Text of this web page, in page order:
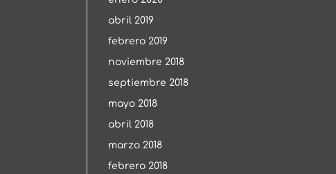
abril 2019
febrero 2019
noviembre 2018
septiembre 2018
mayo 2018
abril 2018
marzo 2018
febrero 2018